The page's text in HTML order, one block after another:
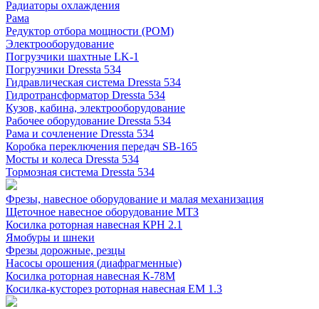
Радиаторы охлаждения
Рама
Редуктор отбора мощности (РОМ)
Электрооборудование
Погрузчики шахтные LK-1
Погрузчики Dressta 534
Гидравлическая система Dressta 534
Гидротрансформатор Dressta 534
Кузов, кабина, электрооборудование
Рабочее оборудование Dressta 534
Рама и сочленение Dressta 534
Коробка переключения передач SB-165
Мосты и колеса Dressta 534
Тормозная система Dressta 534
Фрезы, навесное оборудование и малая механизация
Щеточное навесное оборудование МТЗ
Косилка роторная навесная КРН 2.1
Ямобуры и шнеки
Фрезы дорожные, резцы
Насосы орошения (диафрагменные)
Косилка роторная навесная К-78М
Косилка-кусторез роторная навесная ЕМ 1.3